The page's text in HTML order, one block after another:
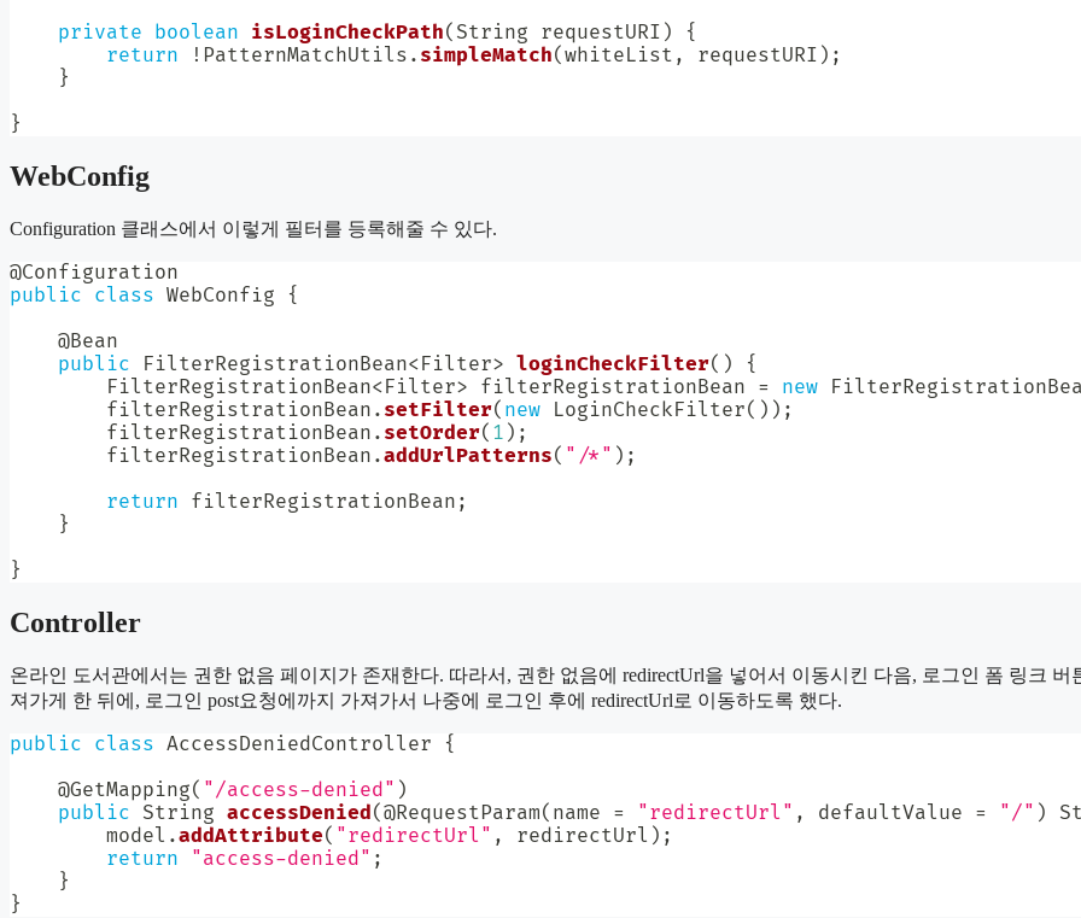
private boolean isLoginCheckPath( String requestURI )
{
return
! PatternMatchUtils . simpleMatch(whiteList , requestURI ) ;
}
}
WebConfig
Configuration 클래스에서 이렇게 필터를 등록해줄 수 있다.
@Configuration
public class WebConfig
{
@Bean
public
FilterRegistrationBean<Filter> loginCheckFilter( )
{
FilterRegistrationBean<Filter> filterRegistrationBean = new
        filterRegistrationBean
. setFilter( new LoginCheckFilter( ) ) ;
        filterRegistrationBean
. setOrder( 1 ) ;
        filterRegistrationBean
.addUrlPatterns( "/*" ) ;
return filterRegistrationBean ;
}
}
Controller
온라인 도서관에서는 권한 없음 페이지가 존재한다. 따라서, 권한 없음에 redirectUrl을 넣어서 이동시킨 다음, 로그인 폼 링크
져가게 한 뒤에, 로그인 post요청에까지 가져가서 나중에 로그인 후에 redirectUrl로 이동하도록 했다.
public class AccessDeniedController
{
@GetMapping( "/access-denied" )
public String accessDenied(@RequestParam( name = "redirectUrl" , defaultValue = "/" )
        model
.addAttribute( "redirectUrl" , redirectUrl ) ;
return
"access-denied" ;
}
}